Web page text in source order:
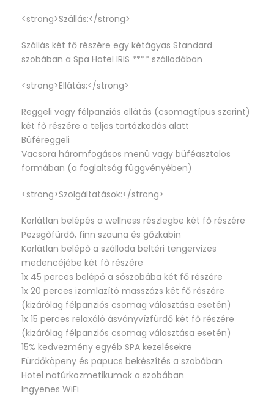
<strong>Szállás:</strong>
Szállás két fő részére egy kétágyas Standard
szobában a Spa Hotel IRIS **** szállodában
<strong>Ellátás:</strong>
Reggeli vagy félpanziós ellátás (csomagtípus szerint)
két fő részére a teljes tartózkodás alatt
Büféreggeli
Vacsora háromfogásos menü vagy büféasztalos
formában (a foglaltság függvényében)
<strong>Szolgáltatások:</strong>
Korlátlan belépés a wellness részlegbe két fő részére
Pezsgőfürdő, finn szauna és gőzkabin
Korlátlan belépő a szálloda beltéri tengervizes
medencéjébe két fő részére
1x 45 perces belépő a sószobába két fő részére
1x 20 perces izomlazító masszázs két fő részére
(kizárólag félpanziós csomag választása esetén)
1x 15 perces relaxáló ásványvízfürdő két fő részére
(kizárólag félpanziós csomag választása esetén)
15% kedvezmény egyéb SPA kezelésekre
Fürdőköpeny és papucs bekészítés a szobában
Hotel natúrkozmetikumok a szobában
Ingyenes WiFi